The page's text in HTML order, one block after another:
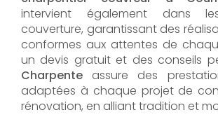
intervient également dans
couverture, garantissant des
conformes aux attentes de
un devis gratuit et des conseils
Charpente assure des
adaptées à chaque projet de
rénovation, en alliant tradition et